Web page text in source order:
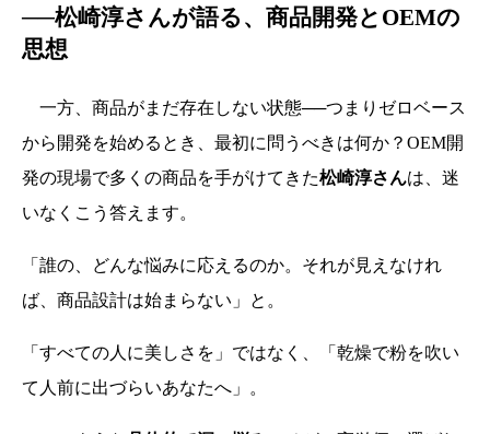
──松崎淳さんが語る、商品開発とOEMの
思想
一方、商品がまだ存在しない状態──つまりゼロベース
から開発を始めるとき、最初に問うべきは何か？OEM開
発の現場で多くの商品を手がけてきた松崎淳さんは、迷
いなくこう答えます。
「誰の、どんな悩みに応えるのか。それが見えなけれ
ば、商品設計は始まらない」と。
「すべての人に美しさを」ではなく、「乾燥で粉を吹い
て人前に出づらいあなたへ」。